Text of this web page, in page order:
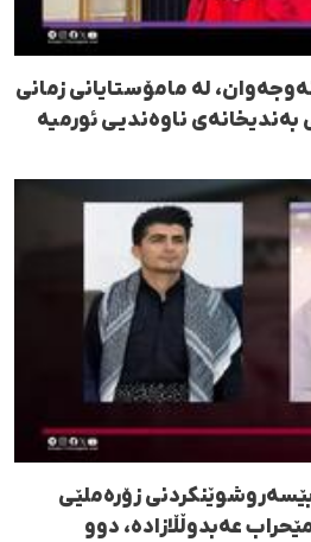
لە مامۆستایانی زمانی
بەندیخانەی ناوەندیی ئورمیه
زۆرەملێی
عەبدوڵڵازادە، دوو